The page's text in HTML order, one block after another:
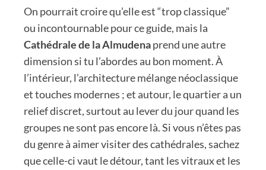
On pourrait croire qu’elle est “trop classique”
ou incontournable pour ce guide, mais la
Cathédrale de la Almudenaprend une autre
dimension si tu l’abordes au bon moment. À
l’intérieur, l’architecture mélange néoclassique
et touches modernes ; et autour, le quartier a un
relief discret, surtout au lever du jour quand les
groupes ne sont pas encore là. Si vous n’êtes pas
du genre à aimer visiter des cathédrales, sachez
que celle-ci vaut le détour, tant les vitraux et les